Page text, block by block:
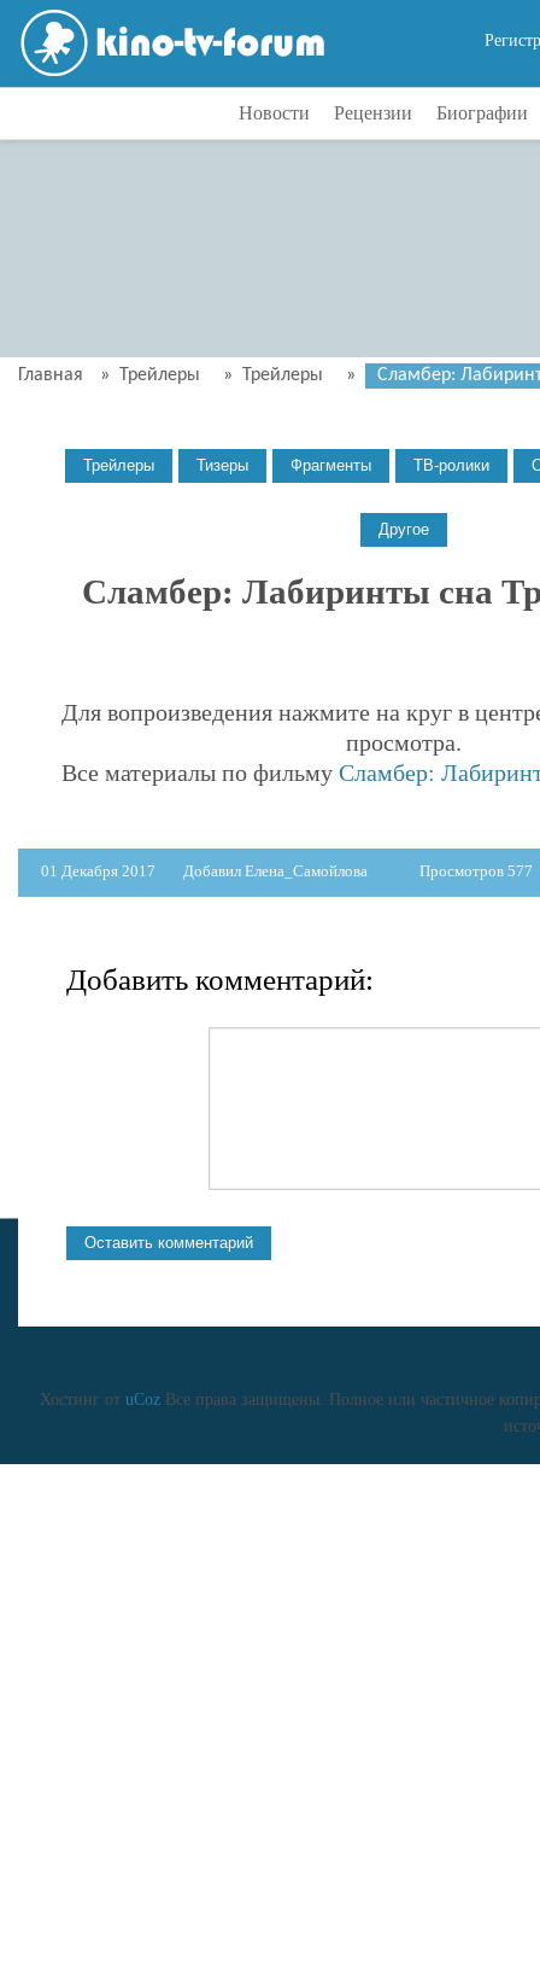
Новости Рецензии Биографии
Главная » Трейлеры » Трейлеры » Сламбер:
Сламбер: Лабиринты сна
Для вопроизведения нажмите на круг в
просмотра.
Все материалы по фильмуСламбер:
01 Декабря 2017 Добавил Елена_Самойлова Просмотров 577
Добавить комментарий:
Хостинг от uCozВсе права защищены. Полное или частичное